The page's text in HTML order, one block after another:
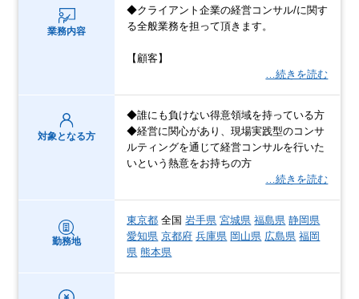
業務内容
◆クライアント企業の経営コンサル/に関す
る全般業務を担って頂きます。
【顧客】
…続きを読む
対象となる方
◆誰にも負けない得意領域を持っている方
◆経営に関心があり、現場実践型のコンサ
ルティングを通じて経営コンサルを行いた
いという熱意をお持ちの方
…続きを読む
勤務地
東京都 全国岩手県 宮城県 福島県 静岡県
愛知県 京都府 兵庫県 岡山県 広島県 福岡
県 熊本県